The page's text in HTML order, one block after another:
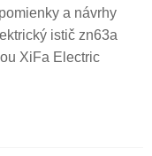
a návrhy
istič zn63a
XiFa Electric